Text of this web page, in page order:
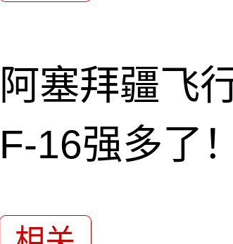
阿塞拜疆飞
F-16强多了！